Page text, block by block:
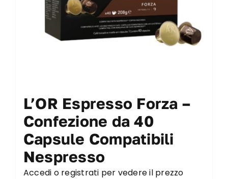
L’OR Espresso Forza –
Confezione da 40
Capsule Compatibili
Nespresso
Accedi o registrati per vedere il prezzo